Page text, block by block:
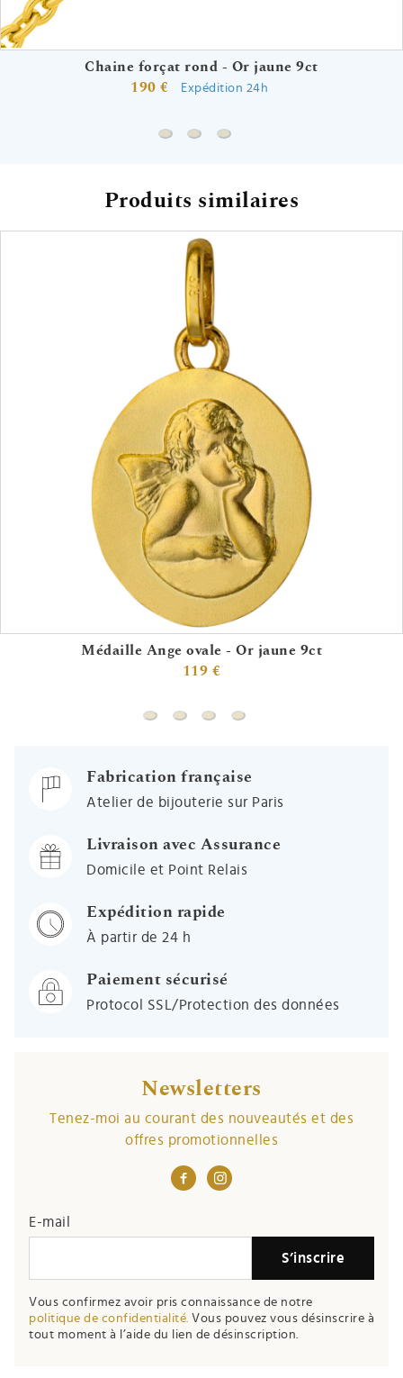
Chaine forçat rond - Or jaune 9ct
190 €
Expédition 24h
Produits similaires
Médaille Ange ovale - Or jaune 9ct
119 €
Fabrication française
Atelier de bijouterie sur Paris
Livraison avec Assurance
Domicile et Point Relais
Expédition rapide
À partir de 24 h
Paiement sécurisé
Protocol SSL/Protection des données
Newsletters
Tenez-moi au courant des nouveautés et des
offres promotionnelles
E-mail
S’inscrire
Vous confirmez avoir pris connaissance de notre
politique de confidentialité. Vous pouvez vous désinscrire à
tout moment à l’aide du lien de désinscription.